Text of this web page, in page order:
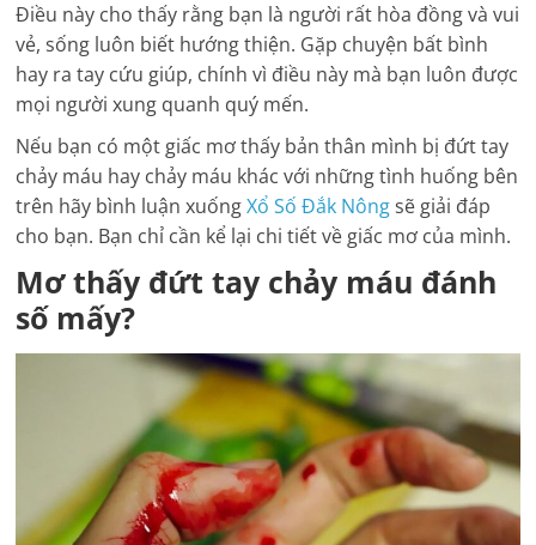
Điều này cho thấy rằng bạn là người rất hòa đồng và vui
vẻ, sống luôn biết hướng thiện. Gặp chuyện bất bình
hay ra tay cứu giúp, chính vì điều này mà bạn luôn được
mọi người xung quanh quý mến.
Nếu bạn có một giấc mơ thấy bản thân mình bị đứt tay
chảy máu hay chảy máu khác với những tình huống bên
trên hãy bình luận xuốngXổ Số Đắk Nôngsẽ giải đáp
cho bạn. Bạn chỉ cần kể lại chi tiết về giấc mơ của mình.
Mơ thấy đứt tay chảy máu đánh
số mấy?